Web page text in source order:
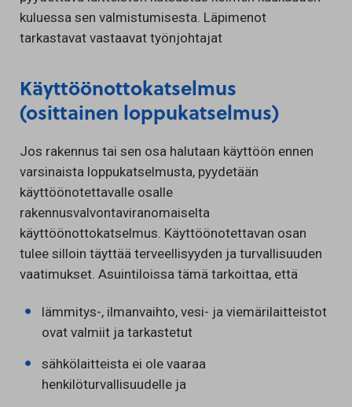
kuluessa sen valmistumisesta. Läpimenot
tarkastavat vastaavat työnjohtajat
Käyttöönottokatselmus
(osittainen loppukatselmus)
Jos rakennus tai sen osa halutaan käyttöön ennen
varsinaista loppukatselmusta, pyydetään
käyttöönotettavalle osalle
rakennusvalvontaviranomaiselta
käyttöönottokatselmus. Käyttöönotettavan osan
tulee silloin täyttää terveellisyyden ja turvallisuuden
vaatimukset. Asuintiloissa tämä tarkoittaa, että
lämmitys-, ilmanvaihto, vesi- ja viemärilaitteistot
ovat valmiit ja tarkastetut
sähkölaitteista ei ole vaaraa
henkilöturvallisuudelle ja